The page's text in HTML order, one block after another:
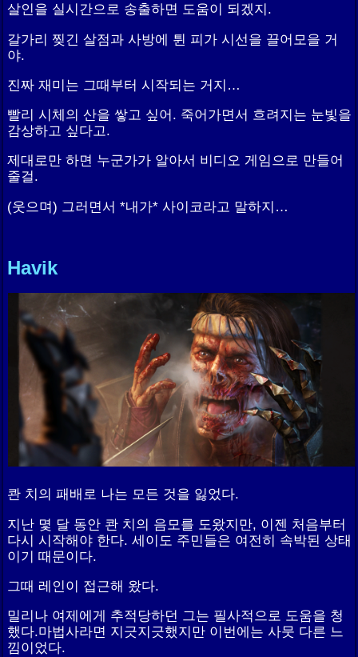
살인을 실시간으로 송출하면 도움이 되겠지.
갈가리 찢긴 살점과 사방에 튄 피가 시선을 끌어모을 거
야.
진짜 재미는 그때부터 시작되는 거지…
빨리 시체의 산을 쌓고 싶어. 죽어가면서 흐려지는 눈빛을
감상하고 싶다고.
제대로만 하면 누군가가 알아서 비디오 게임으로 만들어
줄걸.
(웃으며) 그러면서 *내가* 사이코라고 말하지…
Havik
콴 치의 패배로 나는 모든 것을 잃었다.
지난 몇 달 동안 콴 치의 음모를 도왔지만, 이젠 처음부터
다시 시작해야 한다. 세이도 주민들은 여전히 속박된 상태
이기 때문이다.
그때 레인이 접근해 왔다.
밀리나 여제에게 추적당하던 그는 필사적으로 도움을 청
했다.마법사라면 지긋지긋했지만 이번에는 사뭇 다른 느
낌이었다.